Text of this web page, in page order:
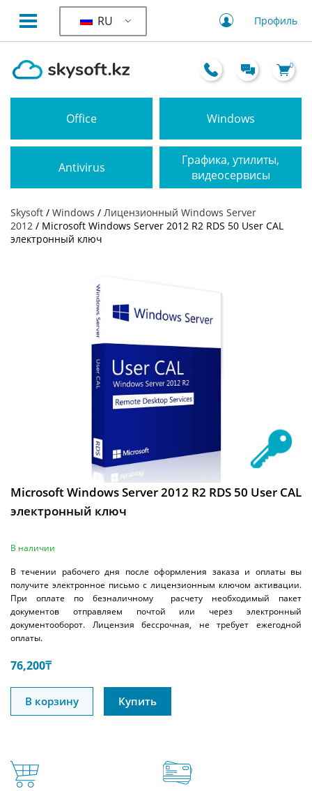
RU Профиль
0
Office Windows
Antivirus
Графика, утилиты,
видеосервисы
Skysoft / Windows / Лицензионный Windows Server
2012 / Microsoft Windows Server 2012 R2 RDS 50 User CAL
электронный ключ
Microsoft Windows Server 2012 R2 RDS 50 User CAL
электронный ключ
В наличии
В течении рабочего дня после оформления заказа и оплаты вы
получите электронное письмо с лицензионным ключом активации.
При оплате по безналичному расчету необходимый пакет
документов отправляем почтой или через электронный
документооборот. Лицензия бессрочная, не требует ежегодной
оплаты.
76,200₸
В корзину Купить